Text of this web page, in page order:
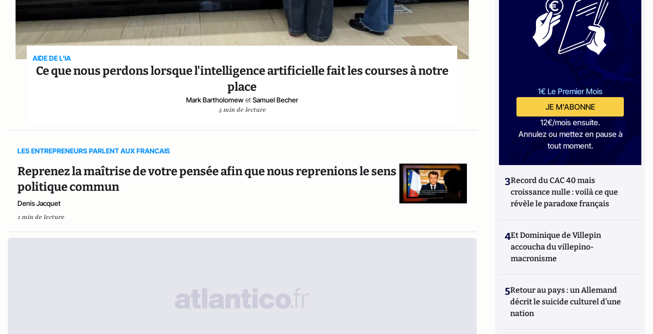
AIDE DE L'IA
Ce que nous perdons lorsque l'intelligence artificielle fait les courses à notre
place
Mark Bartholomew et Samuel Becher
5 min de lecture
LES ENTREPRENEURS PARLENT AUX FRANCAIS
Reprenez la maîtrise de votre pensée afin que nous reprenions le sens
politique commun
Denis Jacquet
1 min de lecture
1€ Le Premier Mois
JE M'ABONNE
12€/mois ensuite.
Annulez ou mettez en pause à
tout moment.
3Record du CAC 40 mais
croissance nulle : voilà ce que
révèle le paradoxe français
4Et Dominique de Villepin
accoucha du villepino-
macronisme
5Retour au pays : un Allemand
décrit le suicide culturel d’une
nation